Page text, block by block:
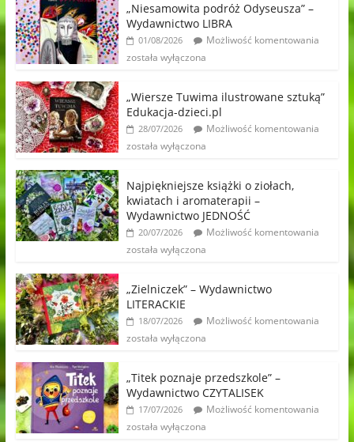
„Niesamowita podróż Odyseusza” –
Wydawnictwo LIBRA
01/08/2026
Możliwość komentowania
została wyłączona
„Wiersze Tuwima ilustrowane sztuką”
Edukacja-dzieci.pl
28/07/2026
Możliwość komentowania
została wyłączona
Najpiękniejsze książki o ziołach,
kwiatach i aromaterapii –
Wydawnictwo JEDNOŚĆ
20/07/2026
Możliwość komentowania
została wyłączona
„Zielniczek” – Wydawnictwo
LITERACKIE
18/07/2026
Możliwość komentowania
została wyłączona
„Titek poznaje przedszkole” –
Wydawnictwo CZYTALISEK
17/07/2026
Możliwość komentowania
została wyłączona